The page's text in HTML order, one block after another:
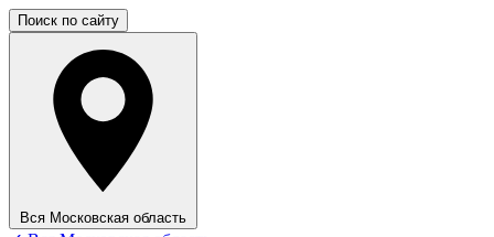
Поиск по сайту
Вся Московская область